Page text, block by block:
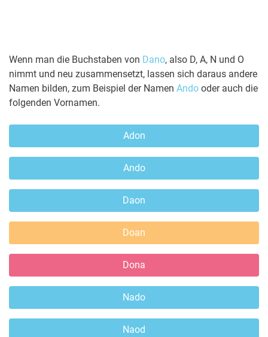
Wenn man die Buchstaben von Dano, also D, A, N und O
nimmt und neu zusammensetzt, lassen sich daraus andere
Namen bilden, zum Beispiel der Namen Ando oder auch die
folgenden Vornamen.
Adon
Ando
Daon
Doan
Dona
Nado
Naod